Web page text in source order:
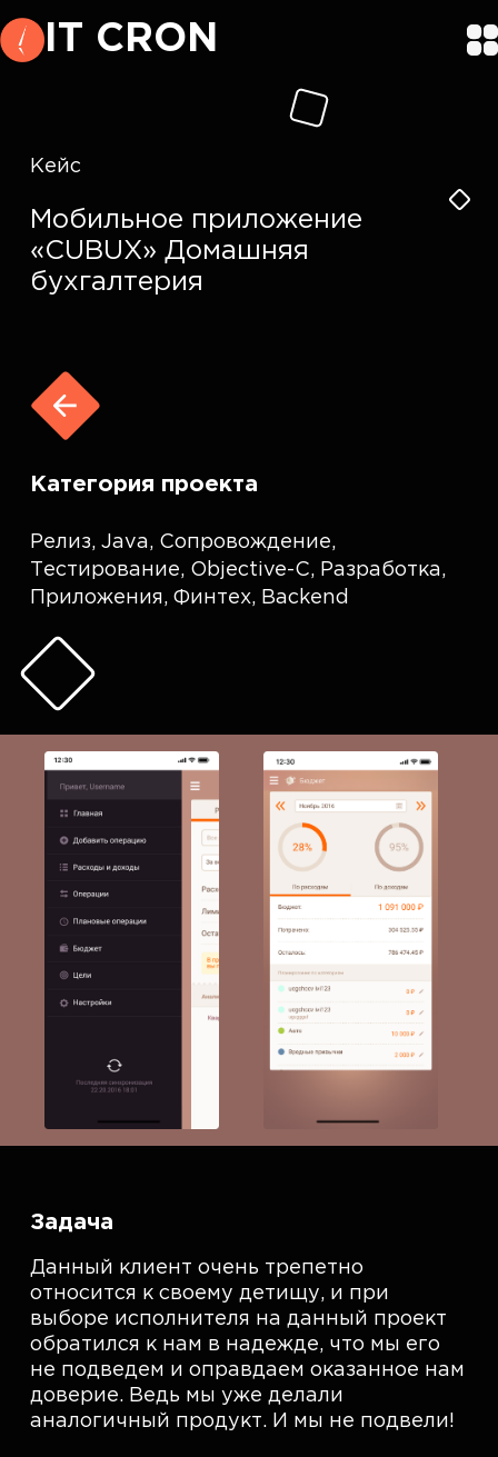
IT CRON
Кейс
Мобильное приложение
«CUBUX» Домашняя
бухгалтерия
Категория проекта
Релиз,Java, Сопровождение,
Тестирование, Objective-C, Разработка,
Приложения,Финтех, Backend
Задача
Данный клиент очень трепетно
относится к своему детищу, и при
выборе исполнителя на данный проект
обратился к нам в надежде, что мы его
не подведем и оправдаем оказанное нам
доверие. Ведь мы уже делали
аналогичный продукт. И мы не подвели!